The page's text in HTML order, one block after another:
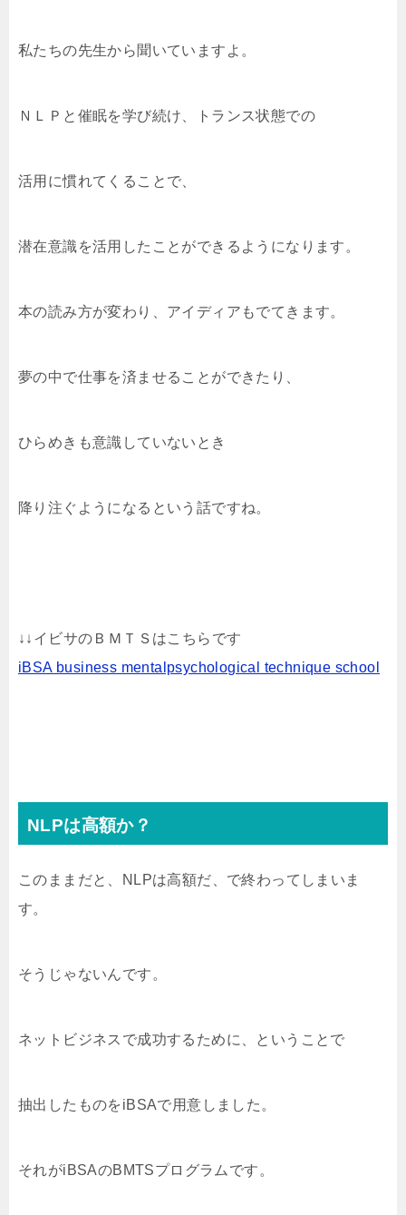
私たちの先生から聞いていますよ。
ＮＬＰと催眠を学び続け、トランス状態での
活用に慣れてくることで、
潜在意識を活用したことができるようになります。
本の読み方が変わり、アイディアもでてきます。
夢の中で仕事を済ませることができたり、
ひらめきも意識していないとき
降り注ぐようになるという話ですね。
↓↓イビサのＢＭＴＳはこちらです
iBSA business mentalpsychological technique school
NLPは高額か？
このままだと、NLPは高額だ、で終わってしまいま
す。
そうじゃないんです。
ネットビジネスで成功するために、ということで
抽出したものをiBSAで用意しました。
それがiBSAのBMTSプログラムです。